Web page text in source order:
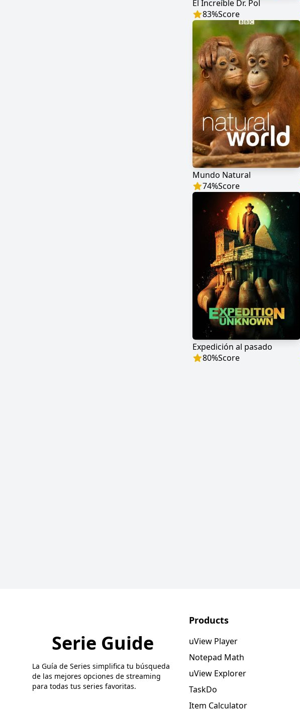
El Increíble Dr. Pol
83%Score
Mundo Natural
74%Score
Expedición al pasado
80%Score
Serie Guide
La Guía de Series simplifica tu búsqueda
de las mejores opciones de streaming
para todas tus series favoritas.
Products
uView Player
Notepad Math
uView Explorer
TaskDo
Item Calculator